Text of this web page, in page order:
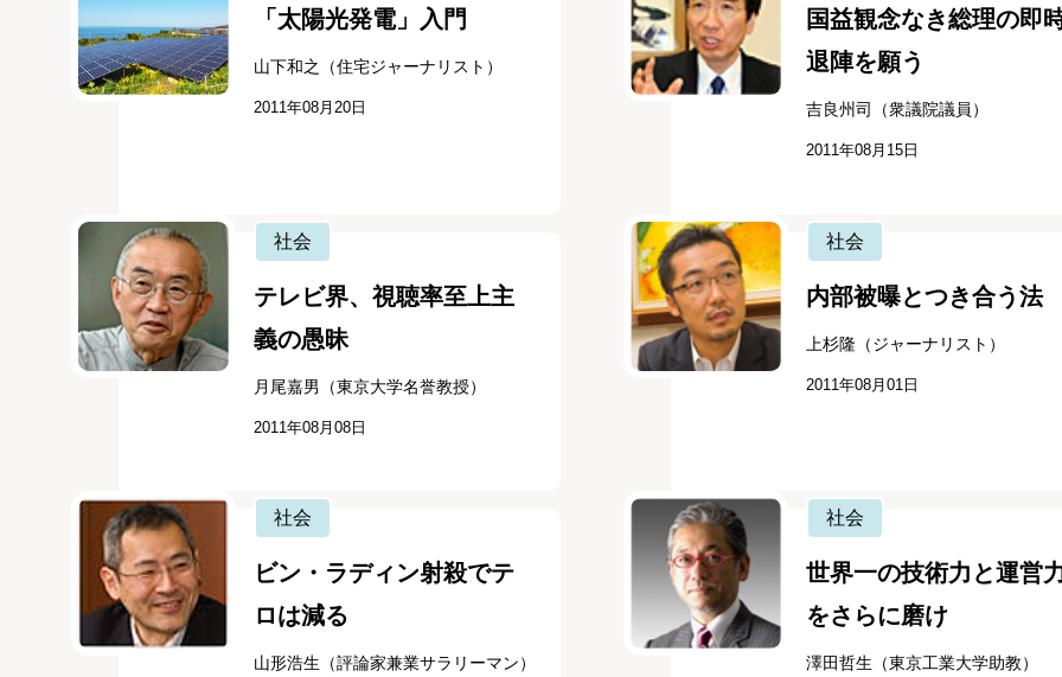
「太陽光発電」入門
山下和之（住宅ジャーナリスト）
2011年08月20日
国益観念なき総理の即
退陣を願う
吉良州司（衆議院議員）
2011年08月15日
社会
テレビ界、視聴率至上主
義の愚昧
月尾嘉男（東京大学名誉教授）
2011年08月08日
社会
内部被曝とつき合う法
上杉隆（ジャーナリスト）
2011年08月01日
社会
ビン・ラディン射殺でテ
ロは減る
山形浩生（評論家兼業サラリーマン）
社会
世界一の技術力と運営
をさらに磨け
澤田哲生（東京工業大学助教）